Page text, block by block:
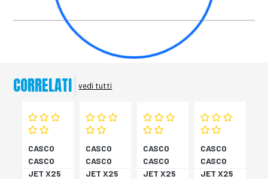
CORRELATI vedi tutti
CASCO
CASCO
JET X25
CASCO
CASCO
JET X25
CASCO
CASCO
JET X25
CASCO
CASCO
JET X25